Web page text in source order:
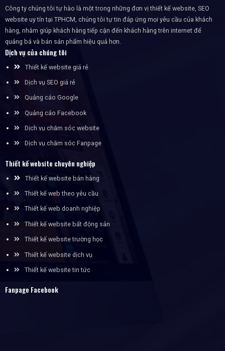
Công ty chúng tôi tự hào là một trong những đơn vị thiết kế website, SEO
website uy tín tại TPHCM, chúng tôi tự tin đáp ứng mọi yêu cầu của khách
hàng, nhằm giúp khách hàng tiếp cận đến khách hàng trên internet để
quảng bá và bán sản phẩm hiệu quả hơn.
Dịch vụ của chúng tôi
Thiết kế website giá rẻ
Dịch vụ SEO giá rẻ
Quảng cáo Google
Quảng cáo Facebook
Dịch vụ chăm sóc website
Dịch vụ chăm sóc Fanpage
Thiết kế website chuyên nghiệp
Thiết kế website bán hàng
Thiết kế web theo yêu cầu
Thiết kế web doanh nghiệp
Thiết kế website bất động sản
Thiết kế website trường học
Thiết kế website dịch vụ
Thiết kế website tin tức
Fanpage Facebook